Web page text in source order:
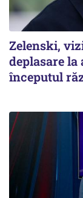
Zelenski,
deplasare
începutul